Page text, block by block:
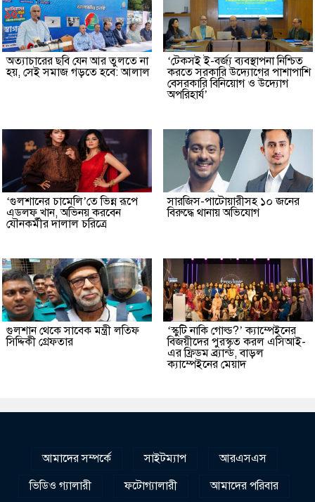
অত্যাচারের ছবি যেন আর তুলতে না
হয়, সেই সমাজ গড়তে হবে: আলাল
‘টেকসই ই-বর্জ্য ব্যবস্থাপনা নিশ্চিত
করতে সরকারি উদ্যোগের পাশাপাশি
বেসরকারি বিনিয়োগ ও উদ্যোগ
অপরিহার্য’
‘গুলশানের চামেলি’তে ভিন্ন রূপে
এডলফ খান, অভিনয় করবেন
যৌনকর্মীর দালাল চরিত্রে
সারজিস-পাটোয়ারীসহ ১০ জনের
বিরুদ্ধে থানায় অভিযোগ
গুলশান থেকে সাবেক মন্ত্রী লতিফ
সিদ্দিকী গ্রেফতার
‘স্কুটি নাকি গোল্ড?’ ক্যাম্পেইনের
বিজয়ীদের পুরস্কৃত করল এসিআই-
এর ফ্রিডম ব্র্যান্ড, বাড়ল
ক্যাম্পেইনের মেয়াদ
আমাদের সম্পর্কে সাইটম্যাপ
আরএসএস
ভিডিও গ্যালারী
ফটোগ্যালারী
আমাদের পরিবার